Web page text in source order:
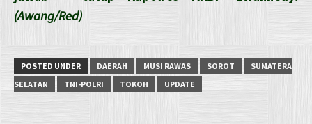
(Awang/Red)
POSTED UNDER DAERAH MUSI RAWAS SOROT
SUMATERA
SELATAN
TNI-POLRI TOKOH UPDATE